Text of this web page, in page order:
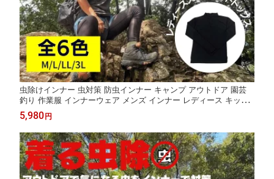
虫除けインナー 虫対策 防虫インナー キャンプ アウトドア 園芸
釣り 作業服 インナーウェア メンズ インナー レディース キッズ
M L LL L 3L
5,980 円